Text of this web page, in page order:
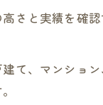
ならではの売
さと実績を確
て、マンショ